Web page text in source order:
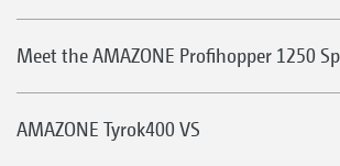
Meet the AMAZONE Profihopper 1250
AMAZONE Tyrok400 VS